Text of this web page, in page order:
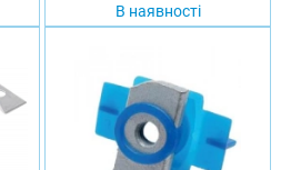
В наявності